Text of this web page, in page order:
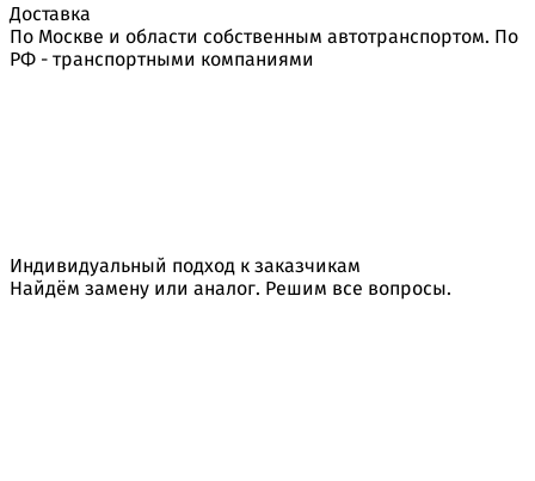
Доставка
По Москве и области собственным автотранспортом. По
РФ - транспортными компаниями
Индивидуальный подход к заказчикам
Найдём замену или аналог. Решим все вопросы.